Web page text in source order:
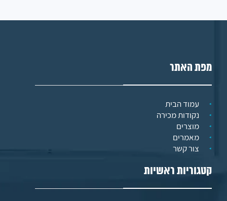
מפת האתר
עמוד הבית
נקודות מכירה
מוצרים
מאמרים
צור קשר
קטגוריות ראשיות